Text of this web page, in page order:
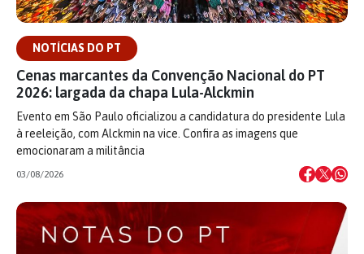
NOTÍCIAS DO PT
Cenas marcantes da Convenção Nacional do PT
2026: largada da chapa Lula-Alckmin
Evento em São Paulo oficializou a candidatura do presidente Lula
à reeleição, com Alckmin na vice. Confira as imagens que
emocionaram a militância
03/08/2026